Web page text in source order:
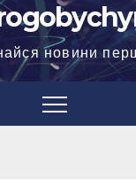
новини